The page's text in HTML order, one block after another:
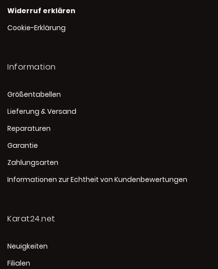
Widerruf erklären
Cookie-Erklärung
Information
Größentabellen
Lieferung & Versand
Reparaturen
Garantie
Zahlungsarten
Informationen zur Echtheit von Kundenbewertungen
Karat24.net
Neuigkeiten
Filialen